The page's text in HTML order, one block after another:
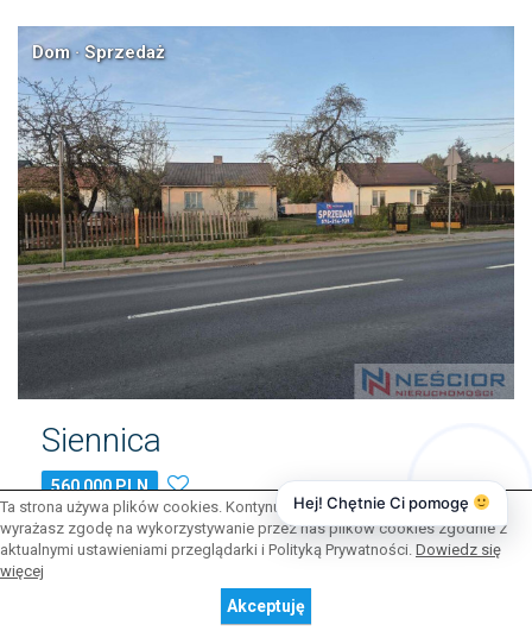
Dom · Sprzedaż
Siennica
560 000 PLN
Na sprzedaż dom do remontu położony w miejscowości Siennica-
idealna propozycja zarówno dla osób prywatnych , jak i inwestorów
szukających nieruchomości z dużym
potencjałem.Lokalizacja:Nieruchomość znajduje się bezpośrednio przy
głównej drodze, co zapewnia doskonałą widoczność oraz łatwy dojazd
Ta strona używa plików cookies. Kontynuując przeglądanie naszej strony,
wyrażasz zgodę na wykorzystywanie przez nas plików cookies zgodnie z
aktualnymi ustawieniami przeglądarki i Polityką Prywatności. Dowiedz się
więcej
Akceptuję
Hej! Chętnie Ci pomogę